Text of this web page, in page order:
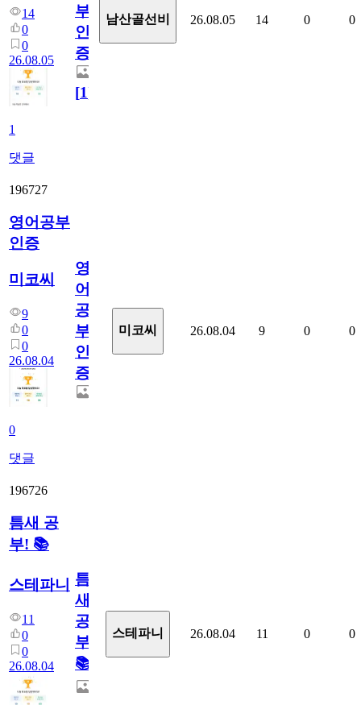
14
0
0
26.08.05
1
댓글
부
인
증
[1]
남산골선비 26.08.05 14 0 0
196727
영어공부
인증
미코씨
9
0
0
26.08.04
0
댓글
영
어
공
부
인
증
미코씨 26.08.04 9 0 0
196726
틈새 공
부! 📚
스테파니
11
0
0
26.08.04
틈
새
공
부!
📚
스테파니 26.08.04 11 0 0